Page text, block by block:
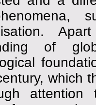
of
which